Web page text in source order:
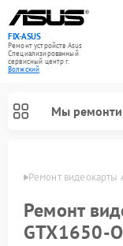
FIX-ASUS
Ремонт устройств Asus
Специализированный
cервисный центр г.
Волжский
Мы
Ремонт видеокарты
Ремонт
GTX1650-